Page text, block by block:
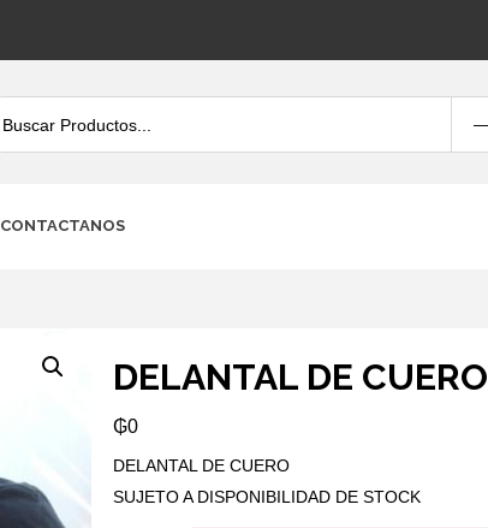
CONTACTANOS
DELANTAL DE CUERO
₲0
DELANTAL DE CUERO
SUJETO A DISPONIBILIDAD DE STOCK